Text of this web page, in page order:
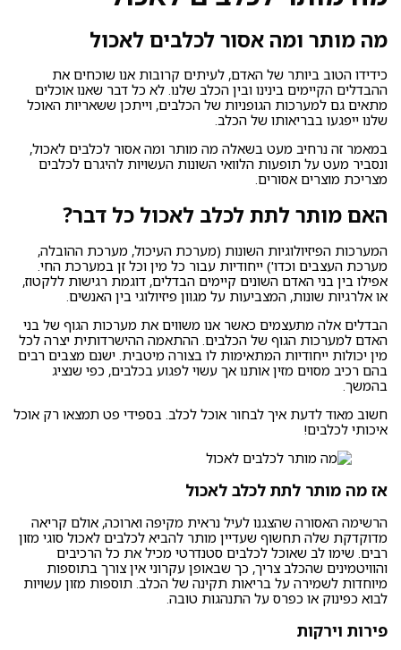
מה מותר ומה אסור לכלבים לאכול
כידידו הטוב ביותר של האדם, לעיתים קרובות אנו שוכחים את
ההבדלים הקיימים בינינו ובין הכלב שלנו. לא כל דבר שאנו אוכלים
מתאים גם למערכות הגופניות של הכלבים, וייתכן ששאריות האוכל
שלנו ייפגעו בבריאותו של הכלב.
במאמר זה נרחיב מעט בשאלה מה מותר ומה אסור לכלבים לאכול,
ונסביר מעט על תופעות הלוואי השונות העשויות להיגרם לכלבים
מצריכת מוצרים אסורים.
האם מותר לתת לכלב לאכול כל דבר?
המערכות הפיזיולוגיות השונות (מערכת העיכול, מערכת ההובלה,
מערכת העצבים וכדו') ייחודיות עבור כל מין וכל זן במערכת החי.
אפילו בין בני האדם השונים קיימים הבדלים, דוגמת רגישות ללקטוז,
או אלרגיות שונות, המצביעות על מגוון פיזיולוגי בין האנשים.
הבדלים אלה מתעצמים כאשר אנו משווים את מערכות הגוף של בני
האדם למערכות הגוף של הכלבים. ההתאמה ההישרדותית יצרה לכל
מין יכולות ייחודיות המתאימות לו בצורה מיטבית. ישנם מצבים רבים
בהם רכיב מסוים מזין אותנו אך עשוי לפגוע בכלבים, כפי שנציג
בהמשך.
חשוב מאוד לדעת איך לבחור אוכל לכלב . בספידי פט תמצאו רק אוכל
איכותי לכלבים!
אז מה מותר לתת לכלב לאכול
הרשימה האסורה שהצגנו לעיל נראית מקיפה וארוכה, אולם קריאה
מדוקדקת שלה תחשוף שעדיין מותר להביא לכלבים לאכול סוגי מזון
רבים. שימו לב שאוכל לכלבים סטנדרטי מכיל את כל הרכיבים
והוויטמינים שהכלב צריך, כך שבאופן עקרוני אין צורך בתוספות
מיוחדות לשמירה על בריאות תקינה של הכלב. תוספות מזון עשויות
לבוא כפינוק או כפרס על התנהגות טובה.
פירות וירקות